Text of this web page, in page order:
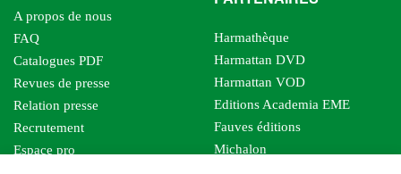
A propos de nous
FAQ
Catalogues PDF
Revues de presse
Relation presse
Recrutement
Espace pro
Harmathèque
Harmattan DVD
Harmattan VOD
Editions Academia EME
Fauves éditions
Michalon